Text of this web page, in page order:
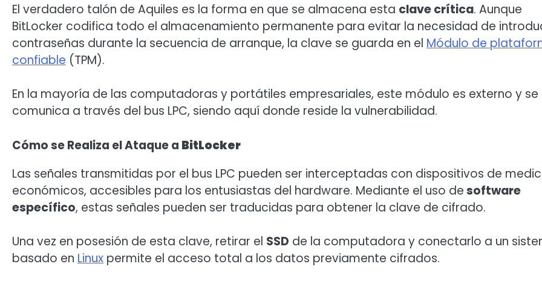
El verdadero talón de Aquiles es la forma en que se almacena esta clave crítica. Aunque
BitLocker codifica todo el almacenamiento permanente para evitar la necesidad de
contraseñas durante la secuencia de arranque, la clave se guarda en el Módulo de
confiable (TPM).
En la mayoría de las computadoras y portátiles empresariales, este módulo es externo y se
comunica a través del bus LPC, siendo aquí donde reside la vulnerabilidad.
Cómo se Realiza el Ataque a BitLocker
Las señales transmitidas por el bus LPC pueden ser interceptadas con dispositivos de
económicos, accesibles para los entusiastas del hardware. Mediante el uso desoftware
específico, estas señales pueden ser traducidas para obtener la clave de cifrado.
Una vez en posesión de esta clave, retirar el SSD de la computadora y conectarlo a un
basado en Linux permite el acceso total a los datos previamente cifrados.